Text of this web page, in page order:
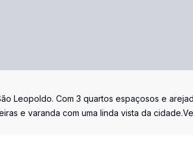
Leopoldo. Com 3 quartos espaçosos e
e varanda com uma linda vista da